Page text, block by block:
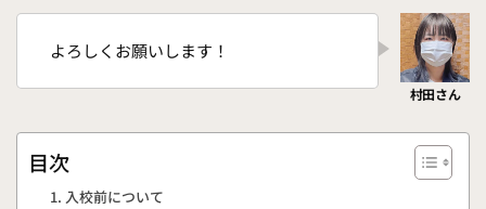
よろしくお願いします！
目次
入校前について